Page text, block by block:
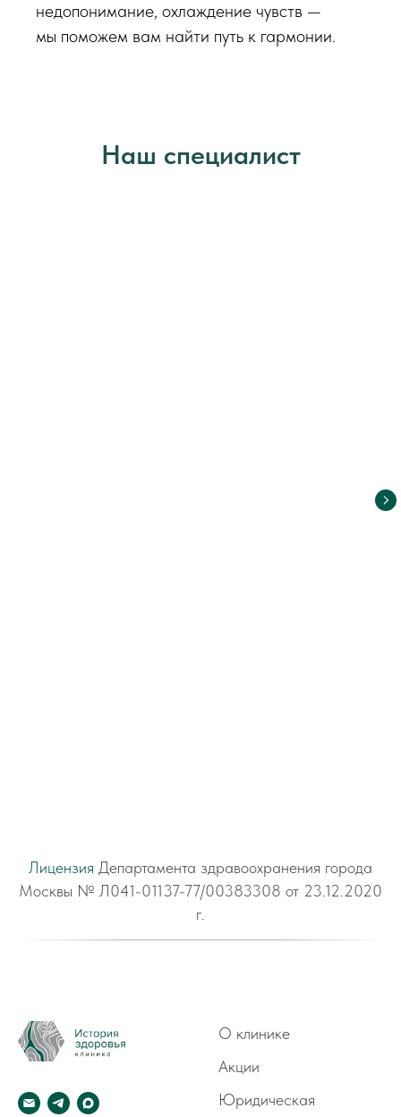
недопонимание, охлаждение чувств —
мы поможем вам найти путь к гармонии.
Наш специалист
Лицензия Департамента здравоохранения города
Москвы № Л041-01137-77/00383308 от 23.12.2020
г.
О клинике
Акции
Юридическая